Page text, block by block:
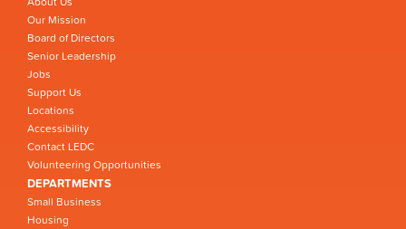
Our Mission
Board of Directors
Senior Leadership
Jobs
Support Us
Locations
Accessibility
Contact LEDC
Volunteering Opportunities
DEPARTMENTS
Small Business
Housing